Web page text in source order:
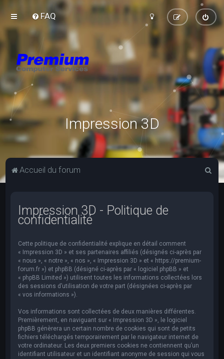
FAQ
Impression 3D
Accueil du forum
Impression 3D - Politique de
confidentialité
Cette politique de confidentialité explique en détail comment
« Impression 3D » et ses partenaires affiliés (désignés ci-après par
« nous », « notre », « nos », « Impression 3D » et « https://premium-
forum.fr ») et phpBB (désigné ci-après par « logiciel phpBB » et
« phpBB Limited ») utilisent toutes les informations collectées lors
des sessions d’utilisation de votre part (désignées ci-après par
« vos informations »).
Vos informations sont collectées de deux manières différentes.
Premièrement, en naviguant sur « Impression 3D », le logiciel
phpBB génèrera un certain nombre de cookies qui sont de petits
fichiers téléchargés temporairement par le navigateur internet de
votre ordinateur. Les deux premiers cookies ne contiennent qu’un
identifiant utilisateur et un identifiant anonyme de session qui vous